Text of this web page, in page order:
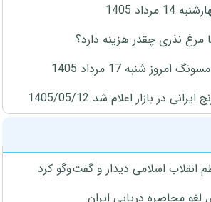
1405
نذری چقدر هزینه دارد؟
شنبه 17 مرداد 1405
در بازار اعلام شد 1405/05/12
انقلاب اسلامی دیدار و گفت‌وگو کرد
لغو محاصره دریایی ایران